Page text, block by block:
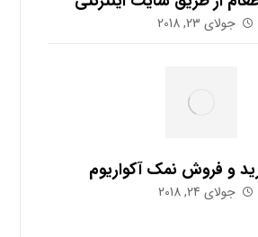
جولای 23, 2018
و فروش نمک آکواریوم
جولای 24, 2018